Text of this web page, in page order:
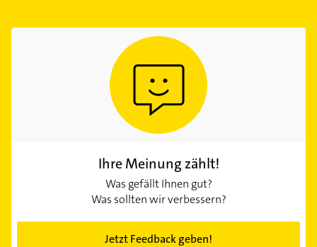
Ihre Meinung zählt!
Was gefällt Ihnen gut?
Was sollten wir verbessern?
Jetzt Feedback geben!